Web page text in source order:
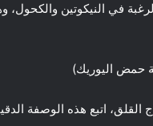
في النيكوتين والكحول،
حمض اليوريك)
اتبع هذه الوصفة